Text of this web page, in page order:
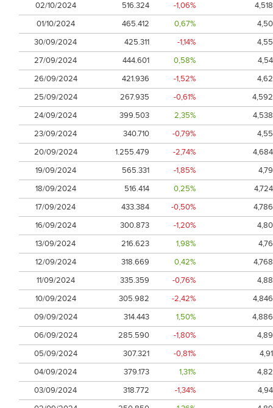
02/10/2024
516.324 -1,06%
4,518
01/10/2024
465.412 0,67%
4,50
30/09/2024
425.311 -1,14%
4,55
27/09/2024
444.601 0,58%
4,54
26/09/2024
421.936 -1,52%
4,62
25/09/2024
267.935 -0,61%
4,592
24/09/2024
399.503 2,35%
4,538
23/09/2024
340.710 -0,79%
4,55
20/09/2024
1.255.479 -2,74%
4,684
19/09/2024
565.331 -1,85%
4,79
18/09/2024
516.414 0,25%
4,724
17/09/2024
433.384 -0,50%
4,786
16/09/2024
300.873 -1,20%
4,80
13/09/2024
216.623 1,98%
4,76
12/09/2024
318.669 0,42%
4,768
11/09/2024
335.359 -0,76%
4,88
10/09/2024
305.982 -2,42%
4,846
09/09/2024
314.443 1,50%
4,886
06/09/2024
285.590 -1,80%
4,89
05/09/2024
307.321 -0,81%
4,91
04/09/2024
379.173 1,31%
4,82
03/09/2024
318.772 -1,34%
4,94